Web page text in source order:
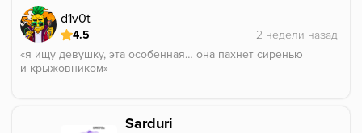
d1v0t
4.5
«я ищу девушку, эта особенная… она пахнет сиренью
и крыжовником»
Крыжовник кисленький, но не химозит, а сирени не
Sarduri